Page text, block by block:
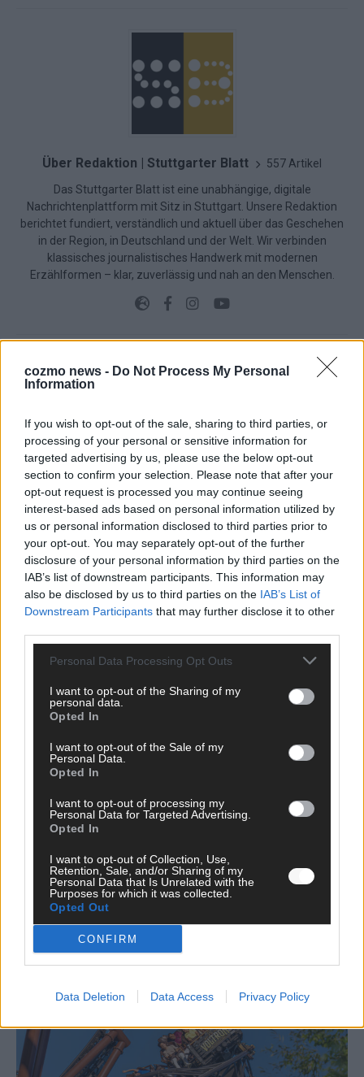
cozmo news - Do Not Process My Personal
Information
If you wish to opt-out of the sale, sharing to third parties, or
processing of your personal or sensitive information for
targeted advertising by us, please use the below opt-out
section to confirm your selection. Please note that after your
opt-out request is processed you may continue seeing
interest-based ads based on personal information utilized by
us or personal information disclosed to third parties prior to
your opt-out. You may separately opt-out of the further
disclosure of your personal information by third parties on the
IAB’s list of downstream participants. This information may
also be disclosed by us to third parties on the IAB’s List of
Downstream Participants that may further disclose it to other
Personal Data Processing Opt Outs
I want to opt-out of the Sharing of my
personal data.
Opted In
I want to opt-out of the Sale of my
Personal Data.
Opted In
I want to opt-out of processing my
Personal Data for Targeted Advertising.
Opted In
I want to opt-out of Collection, Use,
Retention, Sale, and/or Sharing of my
Personal Data that Is Unrelated with the
Purposes for which it was collected.
Opted Out
CONFIRM
Data Deletion Data Access Privacy Policy
Über Redaktion | Stuttgarter Blatt 557 Artikel
Das Stuttgarter Blatt ist eine unabhängige, digitale
Nachrichtenplattform mit Sitz in Stuttgart. Unsere Redaktion
berichtet fundiert, verständlich und aktuell über das Geschehen
in der Region, in Deutschland und der Welt. Wir verbinden
klassisches journalistisches Handwerk mit modernen
Erzählformen – klar, zuverlässig und nah an den Menschen.
KOMMENTARE
Wir freuen uns auf deinen Beitrag!Diskutiere mit und teile deine
Perspektive. Mit * gekennzeichnete Angaben sind Pflichtfelder.
Bitte nutze deinen Klarnamen (Vor- und Nachname) und eine
gültige E-Mail-Adresse (wird nicht veröffentlicht). Wir prüfen
jeden Kommentar kurz. Beiträge, die unsereNetiquette
respektieren, werden freigeschaltet; Hassrede, Beleidigungen,
Hetze, Spam oder Werbung werden nicht veröffentlicht. Es
gelten unsere Datenschutzvereinbarungen.
Kommentar
Vor- und Nachname
E-Mail
Benachrichtige mich über nachfolgende Kommentare via E-
JETZT ANGESAGT